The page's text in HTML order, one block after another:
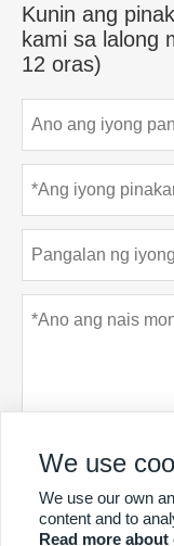
Kunin ang
kami sa lalong
12 oras)
Ipasa
We use
We use our own
content and to
Read more about